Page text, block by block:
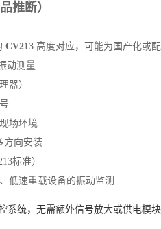
推断）
CV213 高度对应，可能为国产化或
动测量
器）
场环境
方向安装
标准）
低速重载设备的振动监测
系统，无需额外信号放大或供电模块